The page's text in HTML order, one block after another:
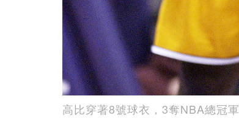
高比穿著8號球衣，3奪NBA總冠軍